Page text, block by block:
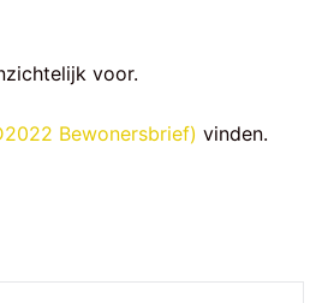
voor.
Bewonersbrief) vinden.